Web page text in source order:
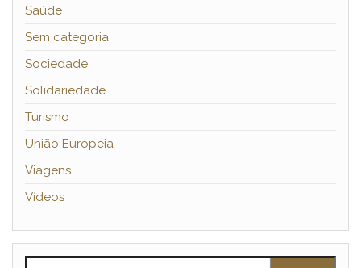
Saúde
Sem categoria
Sociedade
Solidariedade
Turismo
União Europeia
Viagens
Vídeos